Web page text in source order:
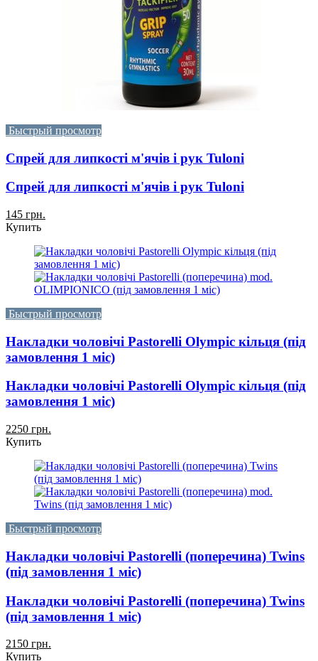
Быстрый просмотр
Спрей для липкості м'ячів і рук Tuloni
Спрей для липкості м'ячів і рук Tuloni
145 грн.
Купить
Быстрый просмотр
Накладки чоловічі Pastorelli Olympic кільця (під
замовлення 1 міс)
Накладки чоловічі Pastorelli Olympic кільця (під
замовлення 1 міс)
2250 грн.
Купить
Быстрый просмотр
Накладки чоловічі Pastorelli (поперечина) Twins
(під замовлення 1 міс)
Накладки чоловічі Pastorelli (поперечина) Twins
(під замовлення 1 міс)
2150 грн.
Купить